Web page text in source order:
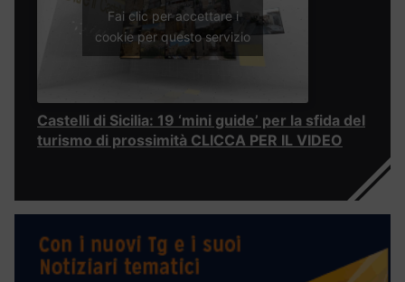
Fai clic per accettare i
cookie per questo servizio
Castelli di Sicilia: 19 ‘mini guide’ per la sfida del
turismo di prossimità CLICCA PER IL VIDEO